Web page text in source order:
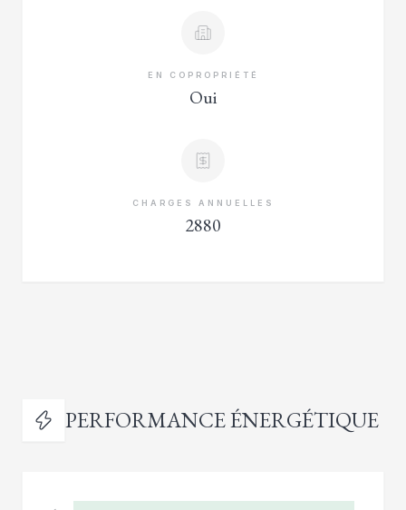
EN COPROPRIÉTÉ
Oui
CHARGES ANNUELLES
2880
PERFORMANCE ÉNERGÉTIQUE